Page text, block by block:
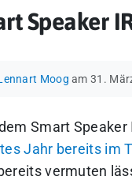
Speaker
Moog am 31.
Smart Speaker
Jahr bereits im
vermuten